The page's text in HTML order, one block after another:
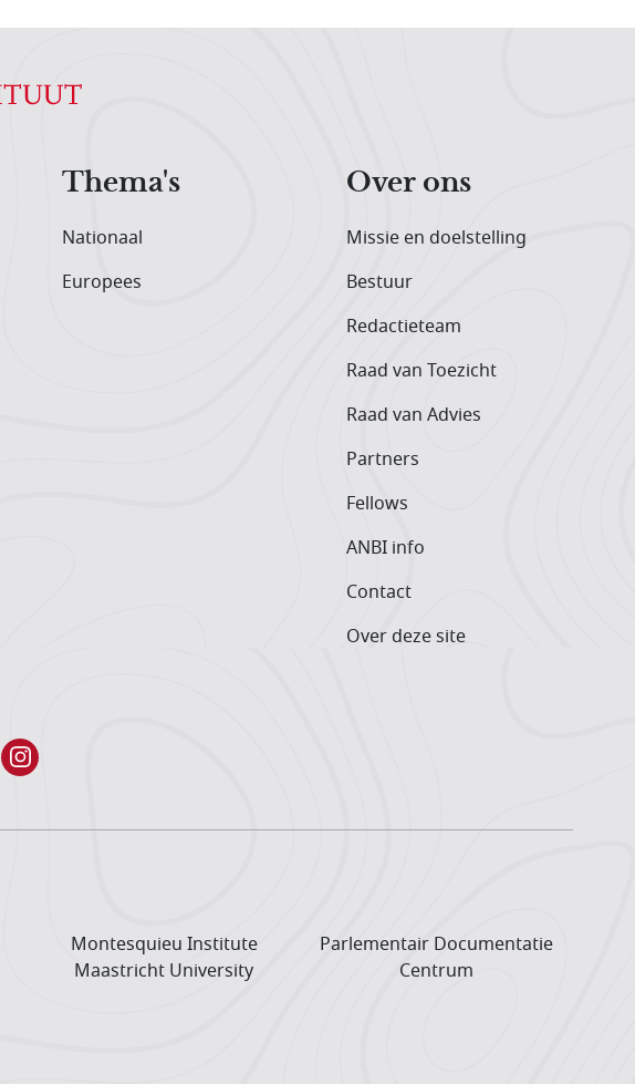
Thema's
Nationaal
Europees
Over ons
Missie en doelstelling
Bestuur
Redactieteam
Raad van Toezicht
Raad van Advies
Partners
Fellows
ANBI info
Contact
Over deze site
Montesquieu Institute
Maastricht University
Parlementair Documentatie
Centrum